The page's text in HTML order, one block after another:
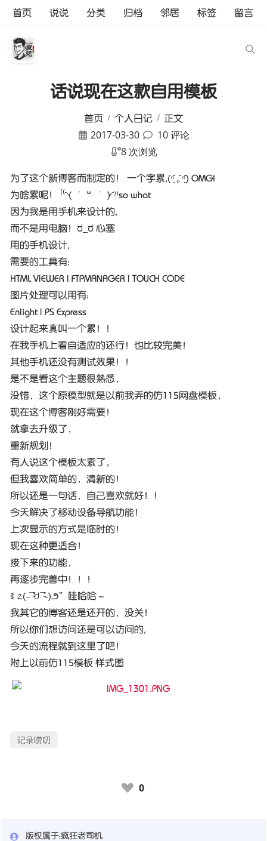
首页 说说 分类 归档 邻居 标签 留言
话说现在这款自用模板
首页 个人日记 正文
2017-03-30
10 评论
8 次浏览
为了这个新博客而制定的！ 一个字累,(ᵒ̤̑ ₀̑ ᵒ̤̑) OMG!
为啥累呢！ ⁽⁽◝( ˙ ꒳ ˙ )◜⁾⁾so what
因为我是用手机来设计的,
而不是用电脑！ರ_ರ 心塞
用的手机设计,
需要的工具有:
HTML VIEWER | FTPMANAGER | TOUCH CODE
图片处理可以用有：
Enlight | PS Express
设计起来真叫一个累！！
在我手机上看自适应的还行！也比较完美！
其他手机还没有测试效果！！
是不是看这个主题很熟悉，
没错，这个原模型就是以前我弄的仿115网盘模板，
现在这个博客刚好需要！
就拿去升级了，
重新规划！
有人说这个模板太素了，
但我喜欢简单的，清新的！
所以还是一句话，自己喜欢就好！！
今天解决了移动设备导航功能！
上次显示的方式是临时的！
现在这种更适合！
接下来的功能，
再逐步完善中！！！
ꉂ ೭(˵¯̴͒ꇴ¯̴͒˵)౨”哇哈哈～
我其它的博客还是还开的，没关！
所以你们想访问还是可以访问的,
今天的流程就到这里了吧！
附上以前仿115模板 样式图
记录唠叨
♥ 0
版权属于：疯狂老司机